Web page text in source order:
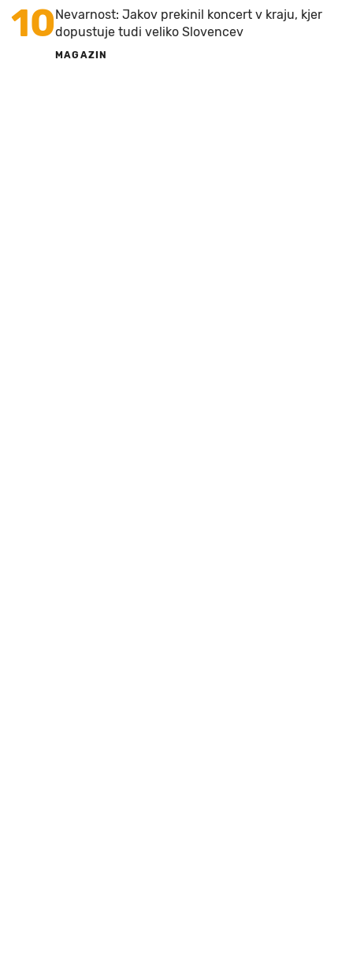
10Nevarnost: Jakov prekinil koncert v kraju, kjer
dopustuje tudi veliko Slovencev
MAGAZIN